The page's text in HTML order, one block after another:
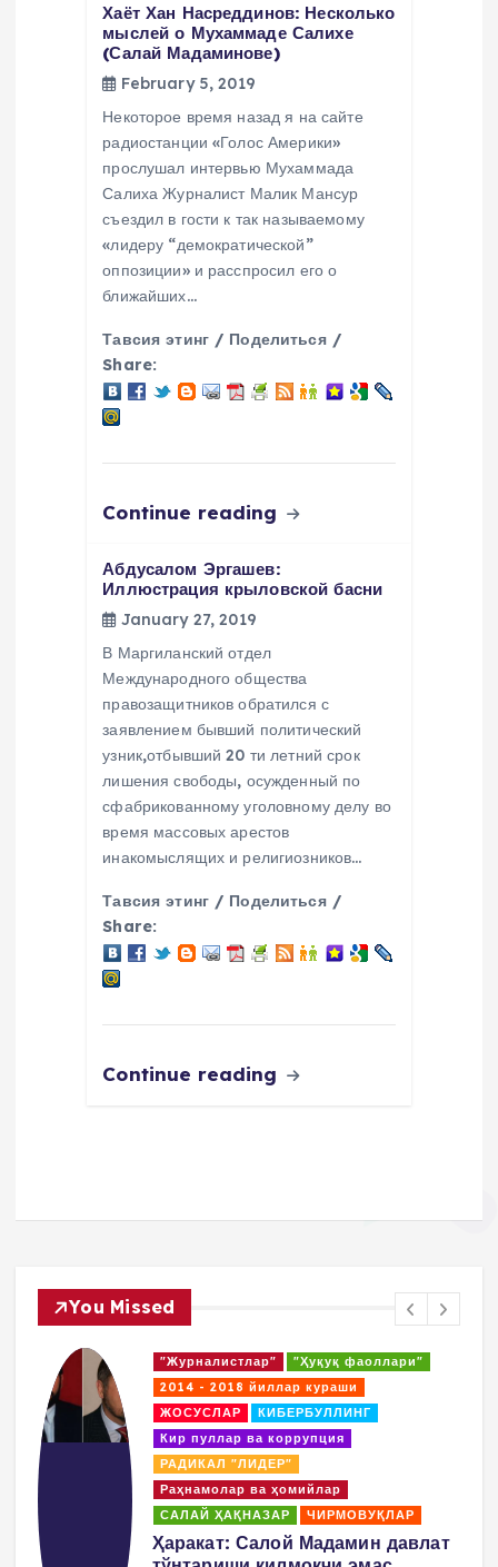
Хаёт Хан Насреддинов: Несколько
мыслей о Мухаммаде Салихе
(Салай Мадаминове)
February 5, 2019
Некоторое время назад я на сайте
радиостанции «Голос Америки»
прослушал интервью Мухаммада
Салиха Журналист Малик Мансур
съездил в гости к так называемому
«лидеру “демократической”
оппозиции» и расспросил его о
ближайших…
Тавсия этинг / Поделиться /
Share:
Continue reading
Абдусалом Эргашев:
Иллюстрация крыловской басни
January 27, 2019
В Маргиланский отдел
Международного общества
правозащитников обратился с
заявлением бывший политический
узник,отбывший 20 ти летний срок
лишения свободы, осужденный по
сфабрикованному уголовному делу во
время массовых арестов
инакомыслящих и религиозников…
Тавсия этинг / Поделиться /
Share:
Continue reading
You Missed
"Журналистлар"
"Ҳуқуқ фаоллари"
2014 - 2018 йиллар кураши
ЖОСУСЛАР
КИБЕРБУЛЛИНГ
Кир пуллар ва коррупция
РАДИКАЛ "ЛИДЕР"
Раҳнамолар ва ҳомийлар
САЛАЙ ҲАҚНАЗАР
ЧИРМОВУҚЛАР
Ҳаракат: Салой Мадамин давлат